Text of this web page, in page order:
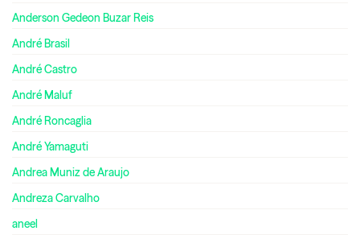
Anderson Gedeon Buzar Reis
André Brasil
André Castro
André Maluf
André Roncaglia
André Yamaguti
Andrea Muniz de Araujo
Andreza Carvalho
aneel